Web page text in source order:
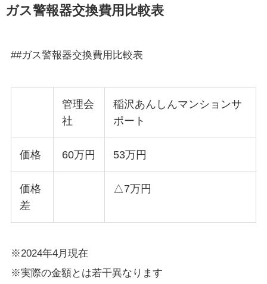
ガス警報器交換費用比較表
##ガス警報器交換費用比較表
管理会
社
稲沢あんしんマンションサ
ポート
価格 60万円 53万円
価格
差
△7万円
※2024年4月現在
※実際の金額とは若干異なります